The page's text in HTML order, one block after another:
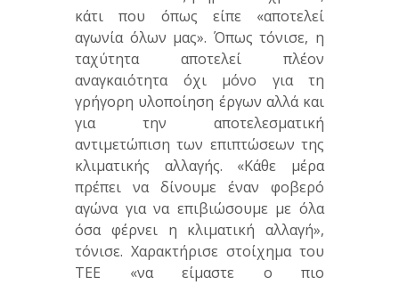
κάτι που όπως είπε «αποτελεί
αγωνία όλων μας». Όπως τόνισε, η
ταχύτητα αποτελεί πλέον
αναγκαιότητα όχι μόνο για τη
γρήγορη υλοποίηση έργων αλλά και
για την αποτελεσματική
αντιμετώπιση των επιπτώσεων της
κλιματικής αλλαγής. «Κάθε μέρα
πρέπει να δίνουμε έναν φοβερό
αγώνα για να επιβιώσουμε με όλα
όσα φέρνει η κλιματική αλλαγή»,
τόνισε. Χαρακτήρισε στοίχημα του
ΤΕΕ «να είμαστε ο πιο